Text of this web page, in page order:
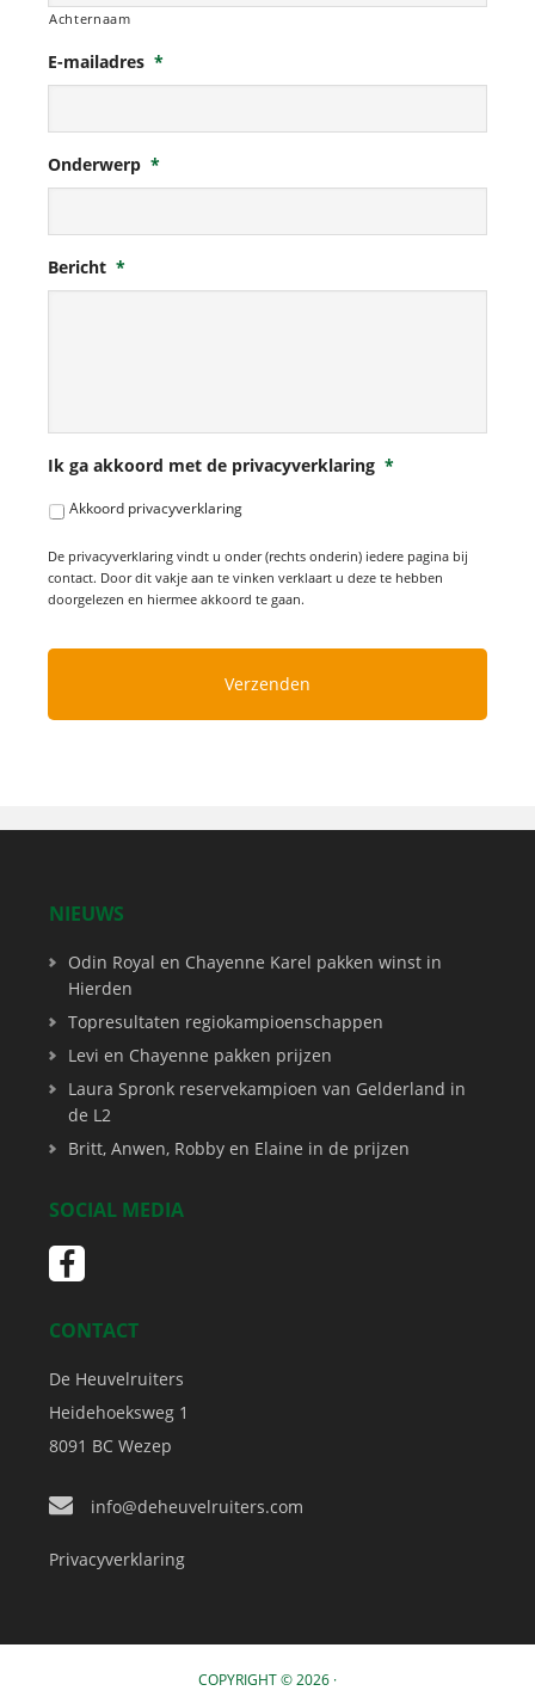
Achternaam
E-mailadres *
Onderwerp *
Bericht *
Ik ga akkoord met de privacyverklaring *
Akkoord privacyverklaring
De privacyverklaring vindt u onder (rechts onderin) iedere pagina bij
contact. Door dit vakje aan te vinken verklaart u deze te hebben
doorgelezen en hiermee akkoord te gaan.
NIEUWS
Odin Royal en Chayenne Karel pakken winst in
Hierden
Topresultaten regiokampioenschappen
Levi en Chayenne pakken prijzen
Laura Spronk reservekampioen van Gelderland in
de L2
Britt, Anwen, Robby en Elaine in de prijzen
SOCIAL MEDIA
CONTACT
De Heuvelruiters
Heidehoeksweg 1
8091 BC Wezep
info@deheuvelruiters.com
Privacyverklaring
COPYRIGHT © 2026 ·